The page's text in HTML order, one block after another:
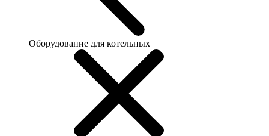
Оборудование для котельных